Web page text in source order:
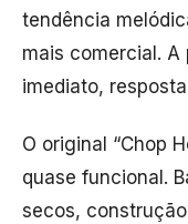
tendência
mais comercial.
imediato,
O original “Chop
quase funcional.
secos,